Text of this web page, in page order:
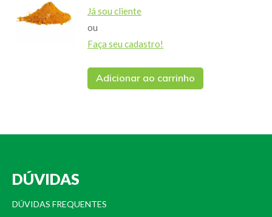
Já sou cliente
ou
Faça seu cadastro!
Adicionar ao carrinho
DÚVIDAS
DÚVIDAS FREQUENTES